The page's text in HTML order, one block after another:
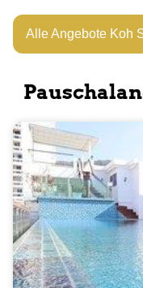
Alle Angebote Koh